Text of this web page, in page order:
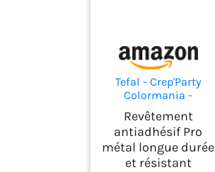
Tefal - Crep'Party
Colormania -
Crêpière électrique -
6 personnes
Revêtement
antiadhésif Pro
métal longue durée
et résistant